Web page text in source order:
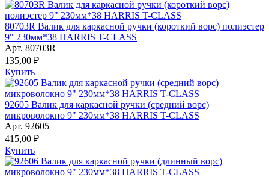
80703R Валик для каркасной ручки (короткий ворс) полиэстер
9" 230мм*38 HARRIS T-CLASS
Арт. 80703R
135,00 ₽
Купить
92605 Валик для каркасной ручки (средний ворс)
микроволокно 9" 230мм*38 HARRIS T-CLASS
Арт. 92605
415,00 ₽
Купить